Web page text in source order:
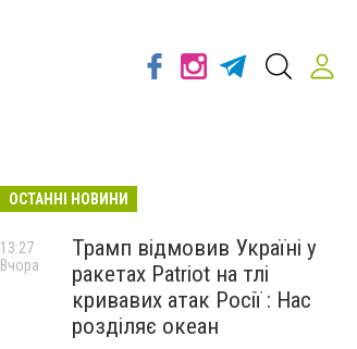
ОСТАННІ НОВИНИ
Трамп відмовив Україні у
ракетах Patriot на тлі
кривавих атак Росії : Нас
розділяє океан
13:27
Вчора